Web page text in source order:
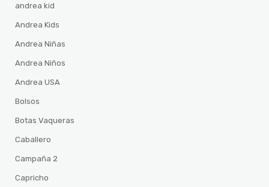
andrea kid
Andrea Kids
Andrea Niñas
Andrea Niños
Andrea USA
Bolsos
Botas Vaqueras
Caballero
Campaña 2
Capricho